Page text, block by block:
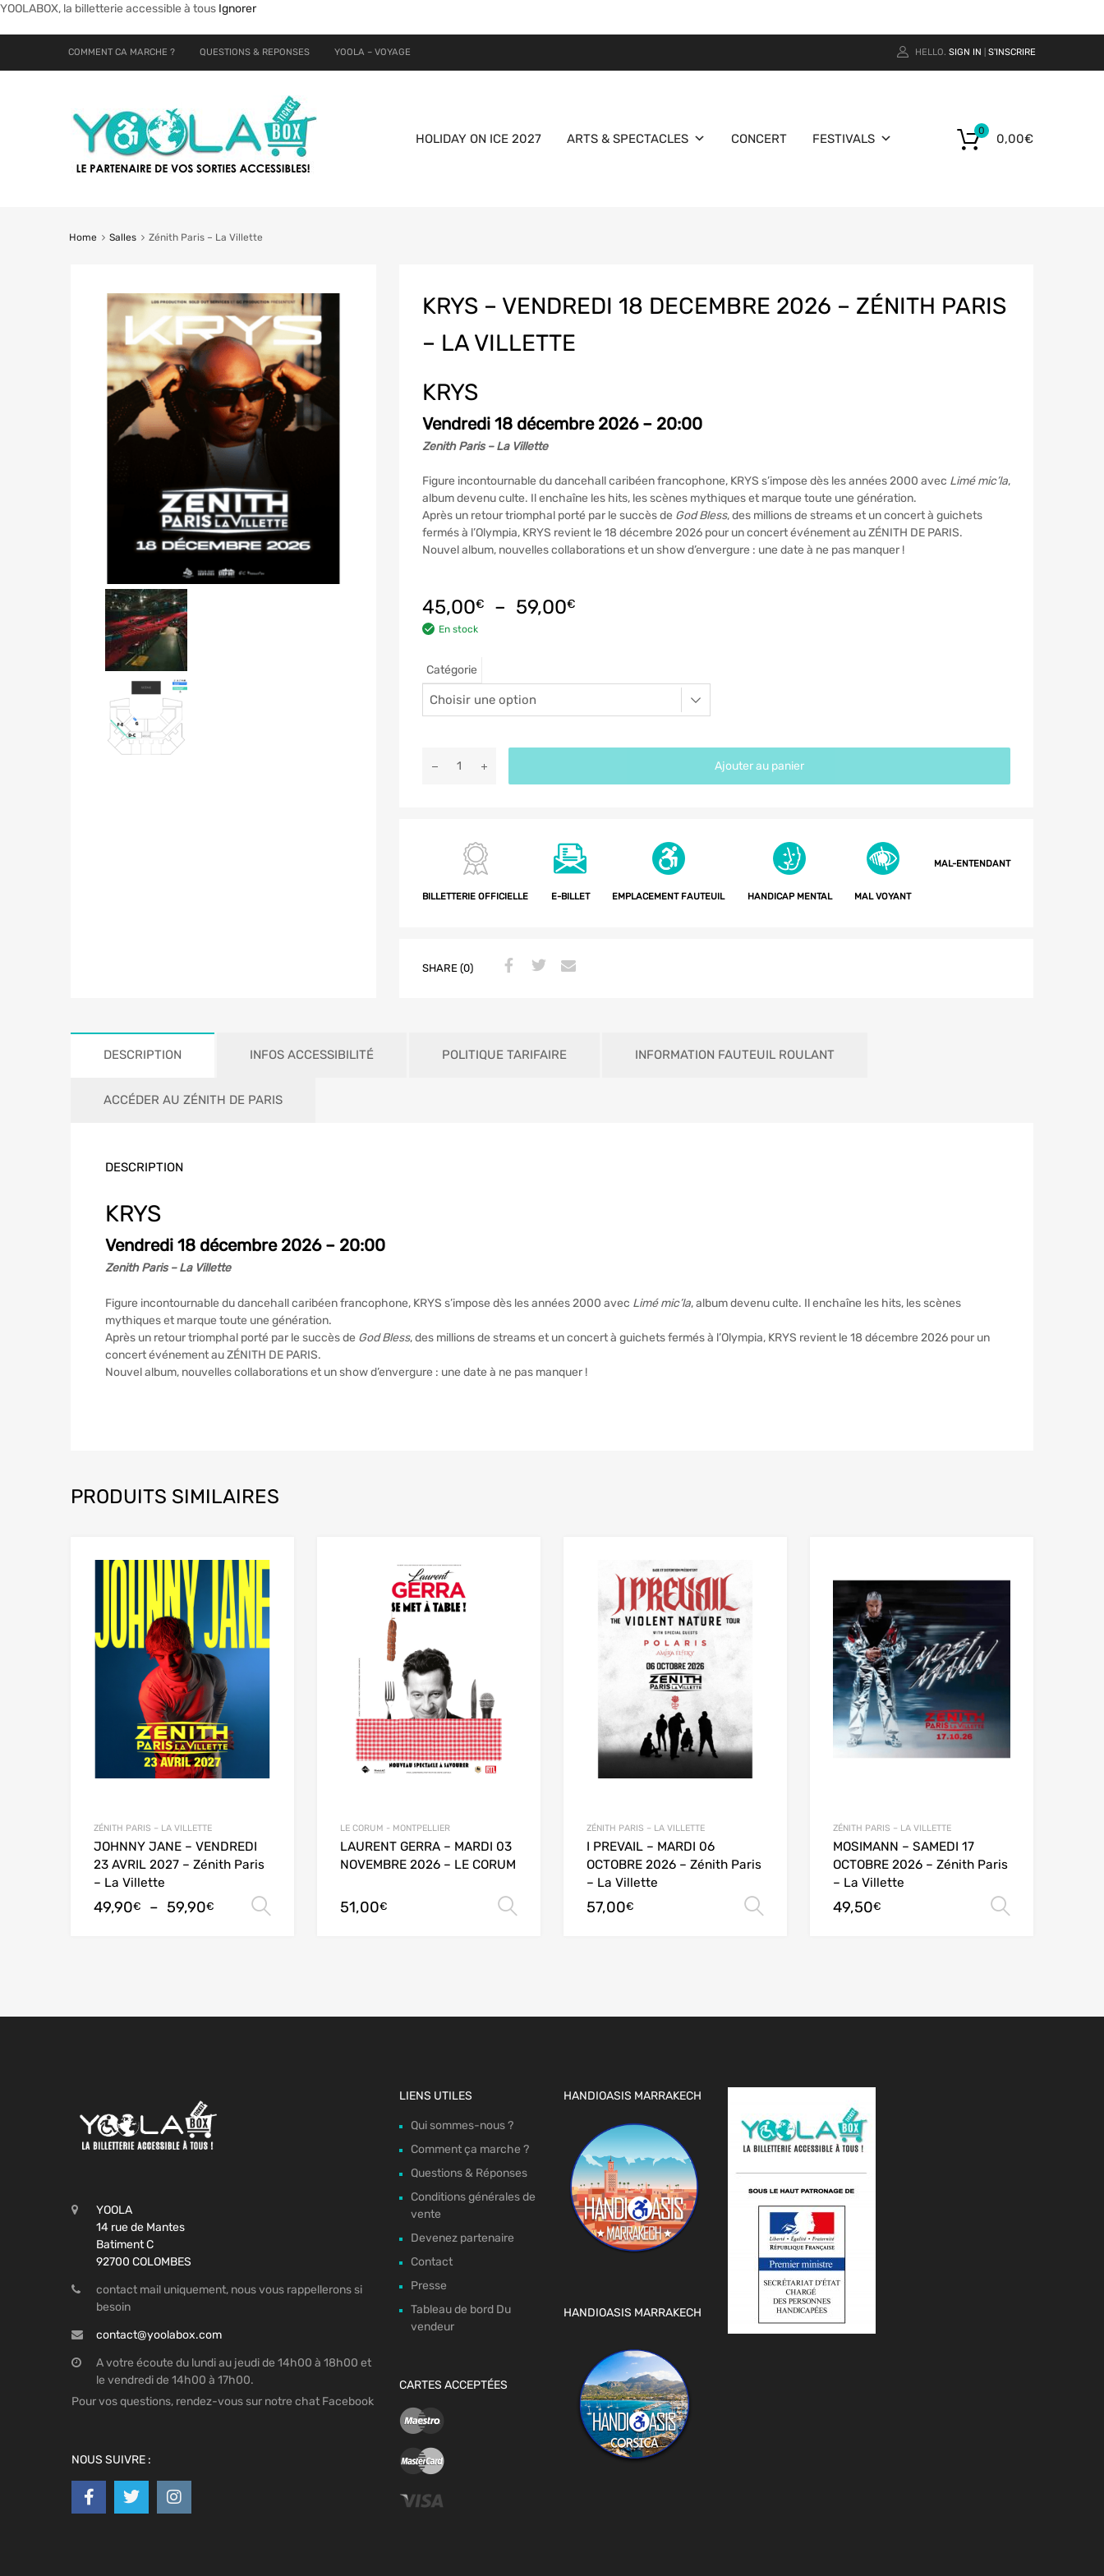
YOOLABOX, la billetterie accessible à tous Ignorer
COMMENT CA MARCHE ? QUESTIONS & REPONSES YOOLA – VOYAGE HELLO. SIGN IN S'INSCRIRE
0,00€
0
HOLIDAY ON ICE 2027 ARTS & SPECTACLES CONCERT FESTIVALS
Home Salles Zénith Paris – La Villette
KRYS – VENDREDI 18 DECEMBRE 2026 – ZÉNITH PARIS
– LA VILLETTE
KRYS
Vendredi 18 décembre 2026 – 20:00
Zenith Paris – La Villette
Figure incontournable du dancehall caribéen francophone, KRYS s’impose dès les années 2000 avec Limé mic’la,
album devenu culte. Il enchaîne les hits, les scènes mythiques et marque toute une génération.
Après un retour triomphal porté par le succès de God Bless, des millions de streams et un concert à guichets
fermés à l’Olympia, KRYS revient le 18 décembre 2026 pour un concert événement au ZÉNITH DE PARIS.
Nouvel album, nouvelles collaborations et un show d’envergure : une date à ne pas manquer !
45,00€ – 59,00€
En stock
Catégorie
Ajouter au panier
BILLETTERIE OFFICIELLE E-BILLET EMPLACEMENT FAUTEUIL HANDICAP MENTAL MAL VOYANT
MAL-ENTENDANT
SHARE (0)
DESCRIPTION INFOS ACCESSIBILITÉ POLITIQUE TARIFAIRE INFORMATION FAUTEUIL ROULANT
ACCÉDER AU ZÉNITH DE PARIS
DESCRIPTION
KRYS
Vendredi 18 décembre 2026 – 20:00
Zenith Paris – La Villette
Figure incontournable du dancehall caribéen francophone, KRYS s’impose dès les années 2000 avec Limé mic’la, album devenu culte. Il enchaîne les hits, les scènes
mythiques et marque toute une génération.
Après un retour triomphal porté par le succès de God Bless, des millions de streams et un concert à guichets fermés à l’Olympia, KRYS revient le 18 décembre 2026 pour un
concert événement au ZÉNITH DE PARIS.
Nouvel album, nouvelles collaborations et un show d’envergure : une date à ne pas manquer !
PRODUITS SIMILAIRES
ZÉNITH PARIS – LA VILLETTE
JOHNNY JANE – VENDREDI
23 AVRIL 2027 – Zénith Paris
– La Villette
49,90€ – 59,90€ Choix des options
LE CORUM - MONTPELLIER
LAURENT GERRA – MARDI 03
NOVEMBRE 2026 – LE CORUM
51,00€ Choix des options
ZÉNITH PARIS – LA VILLETTE
I PREVAIL – MARDI 06
OCTOBRE 2026 – Zénith Paris
– La Villette
57,00€ Choix des options
ZÉNITH PARIS – LA VILLETTE
MOSIMANN – SAMEDI 17
OCTOBRE 2026 – Zénith Paris
– La Villette
49,50€
YOOLA
14 rue de Mantes
Batiment C
92700 COLOMBES
contact mail uniquement, nous vous rappellerons si
besoin
contact@yoolabox.com
A votre écoute du lundi au jeudi de 14h00 à 18h00 et
le vendredi de 14h00 à 17h00.
Pour vos questions, rendez-vous sur notre chat Facebook
NOUS SUIVRE :
LIENS UTILES
Qui sommes-nous ?
Comment ça marche ?
Questions & Réponses
Conditions générales de
vente
Devenez partenaire
Contact
Presse
Tableau de bord Du
vendeur
CARTES ACCEPTÉES
HANDIOASIS MARRAKECH
HANDIOASIS MARRAKECH